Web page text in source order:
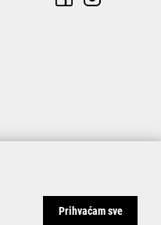
Prihvaćam sve